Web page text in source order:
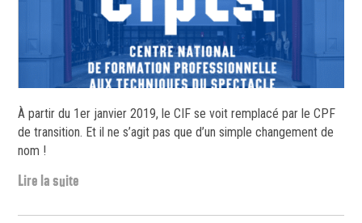
À partir du 1er janvier 2019, le CIF se voit remplacé par le CPF
de transition. Et il ne s’agit pas que d’un simple changement de
nom !
Lire la suite